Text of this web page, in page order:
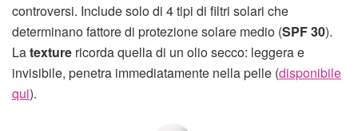
controversi. Include solo di 4 tipi di filtri solari che
determinano fattore di protezione solare medio (SPF 30).
Latexture ricorda quella di un olio secco: leggera e
invisibile, penetra immediatamente nella pelle (disponibile
qui).